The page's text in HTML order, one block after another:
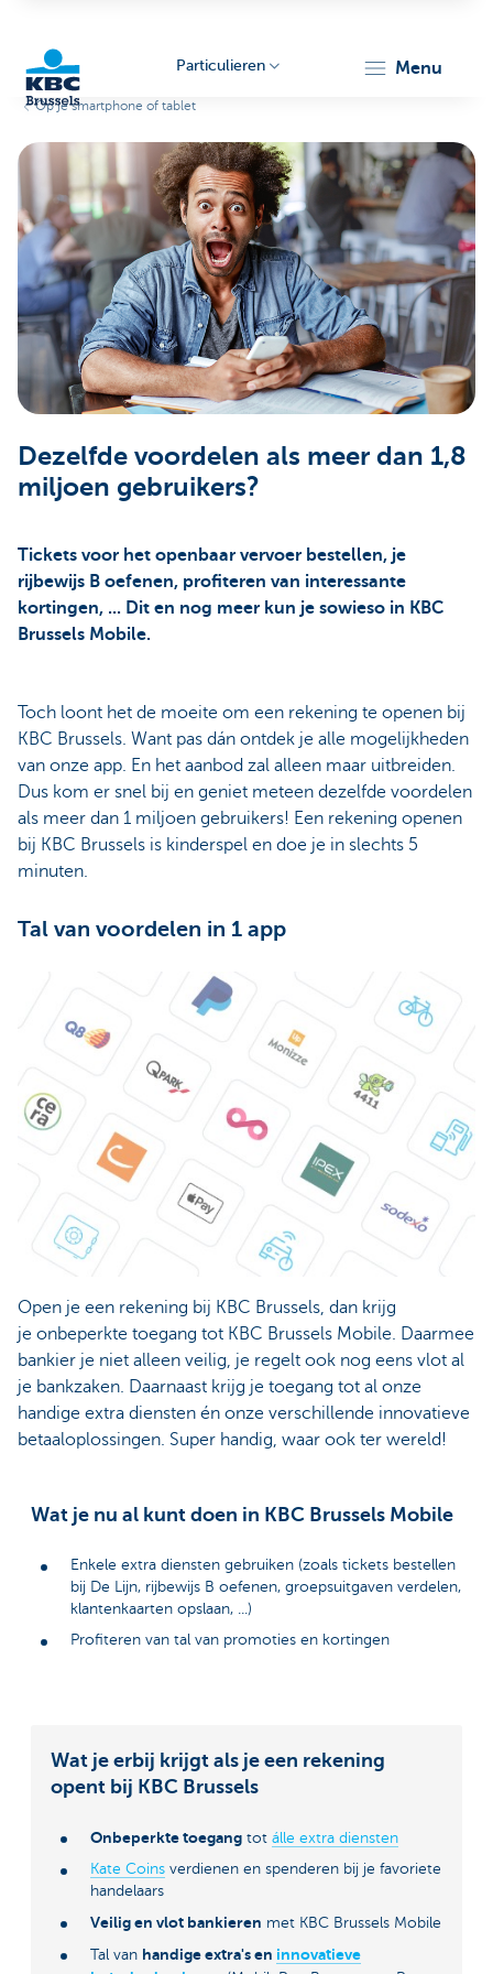
Brussels
Particulieren menu
Op je smartphone of tablet
Dezelfde voordelen als meer dan 1,8
miljoen gebruikers?
Tickets voor het openbaar vervoer bestellen, je
rijbewijs B oefenen, profiteren van interessante
kortingen, ... Dit en nog meer kun je sowieso in KBC
Brussels Mobile.
Toch loont het de moeite om een rekening te openen bij
KBC Brussels. Want pas dán ontdek je alle mogelijkheden
van onze app. En het aanbod zal alleen maar uitbreiden.
Dus kom er snel bij en geniet meteen dezelfde voordelen
als meer dan 1 miljoen gebruikers! Een rekening openen
bij KBC Brussels is kinderspel en doe je in slechts 5
minuten.
Tal van voordelen in 1 app
Open je een rekening bij KBC Brussels, dan krijg
je onbeperkte toegang tot KBC Brussels Mobile. Daarmee
bankier je niet alleen veilig, je regelt ook nog eens vlot al
je bankzaken. Daarnaast krijg je toegang tot al onze
handige extra diensten én onze verschillende innovatieve
betaaloplossingen. Super handig, waar ook ter wereld!
Wat je nu al kunt doen in KBC Brussels Mobile
Enkele extra diensten gebruiken (zoals tickets bestellen
bij De Lijn, rijbewijs B oefenen, groepsuitgaven verdelen,
klantenkaarten opslaan, ...)
Profiteren van tal van promoties en kortingen
Wat je erbij krijgt als je een rekening
opent bij KBC Brussels
Onbeperkte toegang tot álle extra diensten
Kate Coins verdienen en spenderen bij je favoriete
handelaars
Veilig en vlot bankieren met KBC Brussels Mobile
Tal van handige extra's en innovatieve